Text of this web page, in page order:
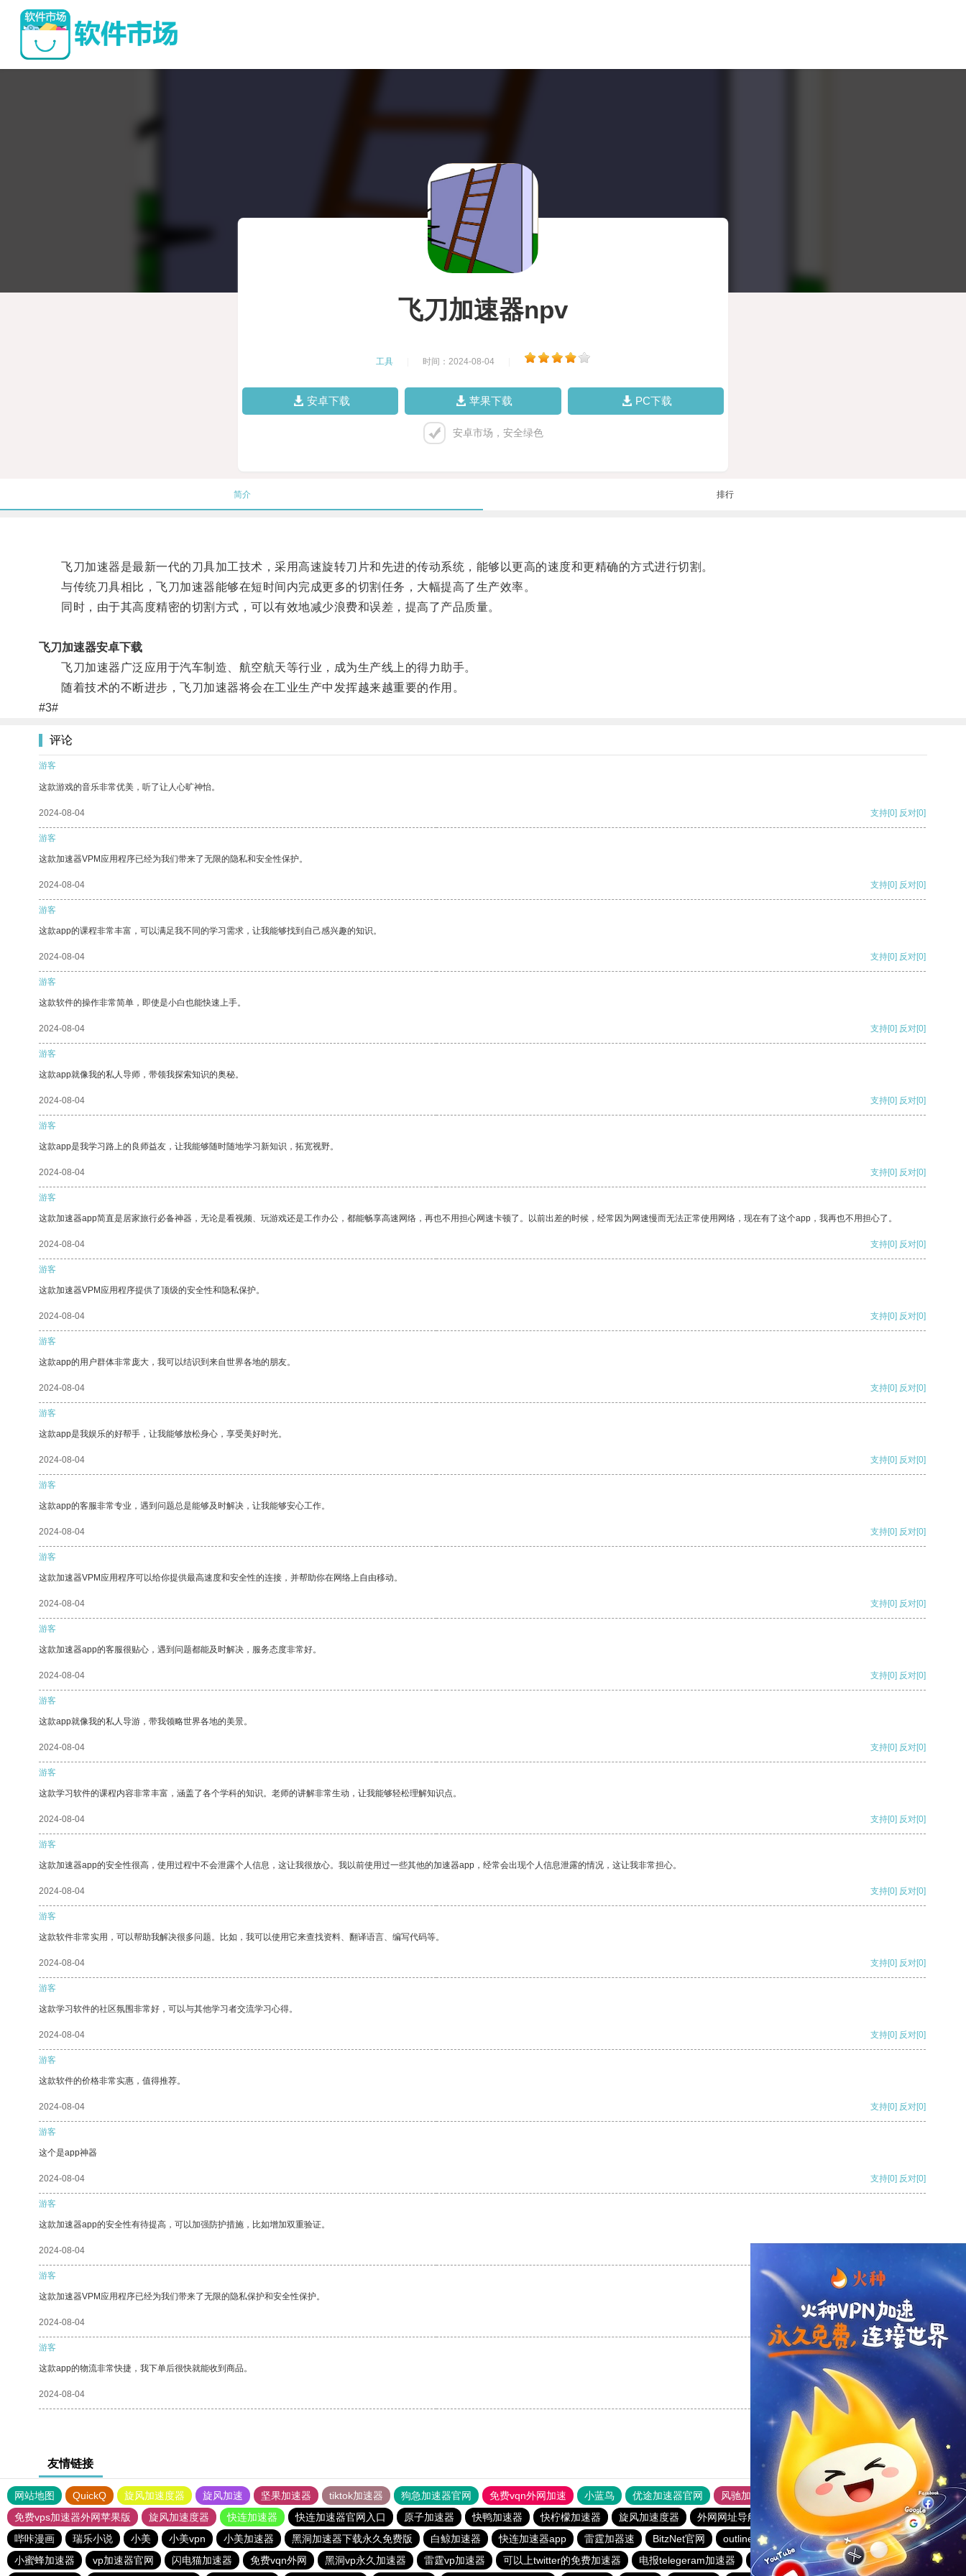
飞刀加速器npv
工具 时间：2024-08-04
安卓下载 苹果下载 PC下载
安卓市场，安全绿色
简介 排行
飞刀加速器是最新一代的刀具加工技术，采用高速旋转刀片和先进的传动系统，能够以更高的速度和更精确的方式进行切割。
与传统刀具相比，飞刀加速器能够在短时间内完成更多的切割任务，大幅提高了生产效率。
同时，由于其高度精密的切割方式，可以有效地减少浪费和误差，提高了产品质量。
飞刀加速器安卓下载
飞刀加速器广泛应用于汽车制造、航空航天等行业，成为生产线上的得力助手。
随着技术的不断进步，飞刀加速器将会在工业生产中发挥越来越重要的作用。
#3#
评论
游客
这款游戏的音乐非常优美，听了让人心旷神怡。
2024-08-04 支持[0] 反对[0]
游客
这款加速器VPM应用程序已经为我们带来了无限的隐私和安全性保护。
2024-08-04 支持[0] 反对[0]
游客
这款app的课程非常丰富，可以满足我不同的学习需求，让我能够找到自己感兴趣的知识。
2024-08-04 支持[0] 反对[0]
游客
这款软件的操作非常简单，即使是小白也能快速上手。
2024-08-04 支持[0] 反对[0]
游客
这款app就像我的私人导师，带领我探索知识的奥秘。
2024-08-04 支持[0] 反对[0]
游客
这款app是我学习路上的良师益友，让我能够随时随地学习新知识，拓宽视野。
2024-08-04 支持[0] 反对[0]
游客
这款加速器app简直是居家旅行必备神器，无论是看视频、玩游戏还是工作办公，都能畅享高速网络，再也不用担心网速卡顿了。以前出差的时候，经常因为网速慢而无法正常使用网络，现在有了这个app，我再也不用担心了。
2024-08-04 支持[0] 反对[0]
游客
这款加速器VPM应用程序提供了顶级的安全性和隐私保护。
2024-08-04 支持[0] 反对[0]
游客
这款app的用户群体非常庞大，我可以结识到来自世界各地的朋友。
2024-08-04 支持[0] 反对[0]
游客
这款app是我娱乐的好帮手，让我能够放松身心，享受美好时光。
2024-08-04 支持[0] 反对[0]
游客
这款app的客服非常专业，遇到问题总是能够及时解决，让我能够安心工作。
2024-08-04 支持[0] 反对[0]
游客
这款加速器VPM应用程序可以给你提供最高速度和安全性的连接，并帮助你在网络上自由移动。
2024-08-04 支持[0] 反对[0]
游客
这款加速器app的客服很贴心，遇到问题都能及时解决，服务态度非常好。
2024-08-04 支持[0] 反对[0]
游客
这款app就像我的私人导游，带我领略世界各地的美景。
2024-08-04 支持[0] 反对[0]
游客
这款学习软件的课程内容非常丰富，涵盖了各个学科的知识。老师的讲解非常生动，让我能够轻松理解知识点。
2024-08-04 支持[0] 反对[0]
游客
这款加速器app的安全性很高，使用过程中不会泄露个人信息，这让我很放心。我以前使用过一些其他的加速器app，经常会出现个人信息泄露的情况，这让我非常担心。
2024-08-04 支持[0] 反对[0]
游客
这款软件非常实用，可以帮助我解决很多问题。比如，我可以使用它来查找资料、翻译语言、编写代码等。
2024-08-04 支持[0] 反对[0]
游客
这款学习软件的社区氛围非常好，可以与其他学习者交流学习心得。
2024-08-04 支持[0] 反对[0]
游客
这款软件的价格非常实惠，值得推荐。
2024-08-04 支持[0] 反对[0]
游客
这个是app神器
2024-08-04 支持[0] 反对[0]
游客
这款加速器app的安全性有待提高，可以加强防护措施，比如增加双重验证。
2024-08-04
游客
这款加速器VPM应用程序已经为我们带来了无限的隐私保护和安全性保护。
2024-08-04 支持 [0] 反对 [0]
游客
这款app的物流非常快捷，我下单后很快就能收到商品。
2024-08-04 支持
友情链接
网站地图 QuickQ 旋风加速度器 旋风加速 坚果加速器 tiktok加速器 狗急加速器官网 免费vqn外网加速 小蓝鸟 优途加速器官网 风驰加速器
旋风加速器
免费vps加速器外网苹果版
旋风加速度器 快连加速器 快连加速器官网入口 原子加速器 快鸭加速器 快柠檬加速器 旋风加速度器 外网网址导航 软件中心 雷霆加速
狂飙加速器
哔咔漫画
瑞乐小说 小美 小美vpn 小美加速器 黑洞加速器下载永久免费版 白鲸加速器 快连加速器app 雷霆加器速 BitzNet官网 outline BitzNet加速器
旋风加速度器
小蜜蜂加速器
vp加速器官网 闪电猫加速器 免费vqn外网 黑洞vp永久加速器 雷霆vp加速器 可以上twitter的免费加速器 电报telegeram加速器 黑洞官方加速器 outline
outline